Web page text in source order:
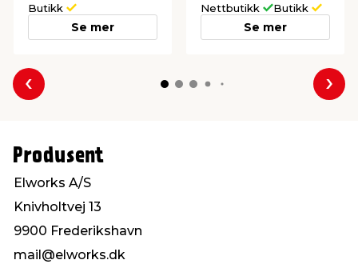
Butikk
Se mer
Nettbutikk Butikk
Se mer
Forrige
Produsent
Elworks A/S
Knivholtvej 13
9900 Frederikshavn
mail@elworks.dk